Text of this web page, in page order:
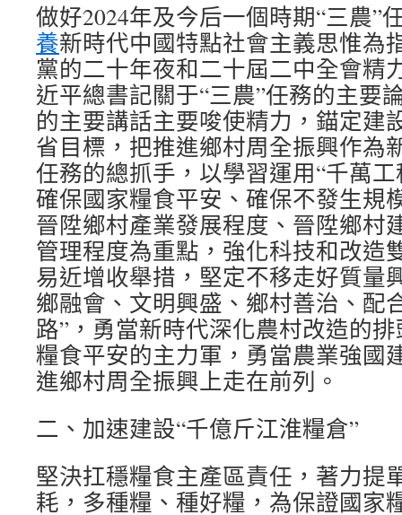
做好2024年及今后一個時期“三農”
養新時代中國特點社會主義思惟為
黨的二十年夜和二十屆二中全會精
近平總書記關于“三農”任務的主要
的主要講話主要唆使精力，錨定建
省目標，把推進鄉村周全振興作為
任務的總抓手，以學習運用“千萬
確保國家糧食平安、確保不發生規
晉陞鄉村產業發展程度、晉陞鄉村
管理程度為重點，強化科技和改造
易近增收舉措，堅定不移走好質量
鄉融會、文明興盛、鄉村善治、配
路”，勇當新時代深化農村改造的
糧食平安的主力軍，勇當農業強國
進鄉村周全振興上走在前列。
二、加速建設“千億斤江淮糧倉”
堅決扛穩糧食主產區責任，著力提
耗，多種糧、種好糧，為保證國家